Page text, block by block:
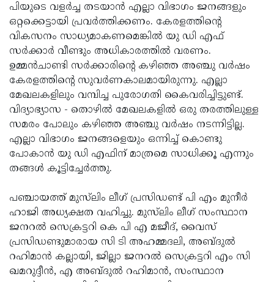
പിയുടെ വളര്‍ച്ച തടയാന്‍ എല്ലാ വിഭാഗം ജനങ്ങളും
ഒറ്റക്കെട്ടായി പ്രവര്‍ത്തിക്കണം. കേരളത്തിന്റെ
വികസനം സാധ്യമാകണമെങ്കില്‍ യു ഡി എഫ്
സര്‍ക്കാര്‍ വീണ്ടും അധികാരത്തില്‍ വരണം.
ഉമ്മന്‍ചാണ്ടി സര്‍ക്കാരിന്റെ കഴിഞ്ഞ അഞ്ചു വര്‍ഷം
കേരളത്തിന്റെ സുവര്‍ണകാലമായിരുന്നു. എല്ലാ
മേഖലകളിലും വമ്പിച്ച പുരോഗതി കൈവരിച്ചിട്ടുണ്ട്.
വിദ്യാഭ്യാസ - തൊഴില്‍ മേഖലകളില്‍ ഒരു തരത്തിലുള്ള
സമരം പോലും കഴിഞ്ഞ അഞ്ചു വര്‍ഷം നടന്നിട്ടില്ല.
എല്ലാ വിഭാഗം ജനങ്ങളെയും ഒന്നിച്ച് കൊണ്ടു
പോകാന്‍ യു ഡി എഫിന് മാത്രമെ സാധിക്കൂ എന്നും
തങ്ങള്‍ കൂട്ടിച്ചേര്‍ത്തു.
പഞ്ചായത്ത് മുസ്‌ലിം ലീഗ് പ്രസിഡണ്ട് പി എം മുനീര്‍
ഹാജി അധ്യക്ഷത വഹിച്ചു. മുസ്‌ലിം ലീഗ് സംസ്ഥാന
ജനറല്‍ സെക്രട്ടറി കെ പി എ മജീദ്, വൈസ്
പ്രസിഡണ്ടുമാരായ സി ടി അഹമ്മദലി, അബ്ദുല്‍
റഹിമാന്‍ കല്ലായി, ജില്ലാ ജനറല്‍ സെക്രട്ടറി എം സി
ഖമറുദ്ദീന്‍, എ അബ്ദുല്‍ റഹിമാന്‍, സംസ്ഥാന